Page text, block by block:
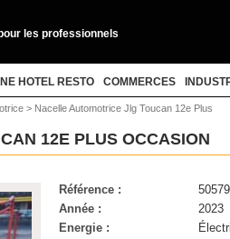
les professionnels
HOTEL RESTO COMMERCES
> Nacelle Automotrice Jlg Toucan 12e Plus
12E PLUS OCCASION
Référence :
50579
Année :
2023
Energie :